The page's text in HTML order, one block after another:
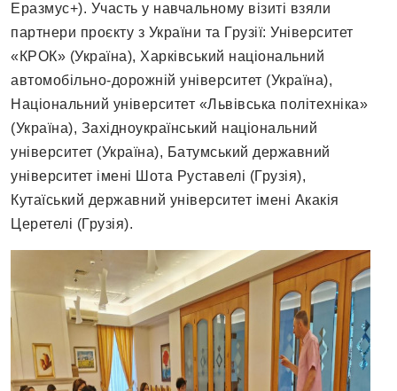
Еразмус+). Участь у навчальному візиті взяли
партнери проєкту з України та Грузії: Університет
«КРОК» (Україна), Харківський національний
автомобільно-дорожній університет (Україна),
Національний університет «Львівська політехніка»
(Україна), Західноукраїнський національний
університет (Україна), Батумський державний
університет імені Шота Руставелі (Грузія),
Кутаїський державний університет імені Акакія
Церетелі (Грузія).